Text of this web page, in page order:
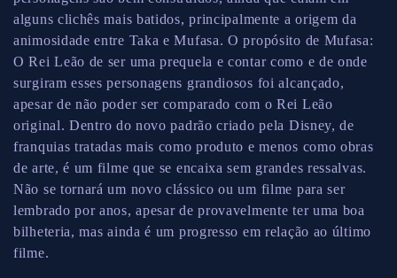
alguns clichês mais batidos, principalmente a origem da
animosidade entre Taka e Mufasa. O propósito de Mufasa:
O Rei Leão de ser uma prequela e contar como e de onde
surgiram esses personagens grandiosos foi alcançado,
apesar de não poder ser comparado com o Rei Leão
original. Dentro do novo padrão criado pela Disney, de
franquias tratadas mais como produto e menos como obras
de arte, é um filme que se encaixa sem grandes ressalvas.
Não se tornará um novo clássico ou um filme para ser
lembrado por anos, apesar de provavelmente ter uma boa
bilheteria, mas ainda é um progresso em relação ao último
filme.